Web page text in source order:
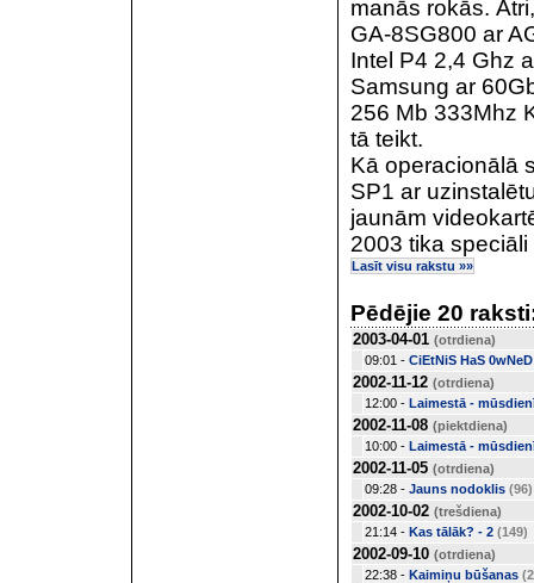
manās rokās.
GA-8SG800 ar
Intel P4 2,4 Ghz
Samsung ar
256 Mb 333Mhz
tā teikt.
Kā operacionālā
SP1 ar
jaunām
2003 tika
Lasīt visu rakstu »»
Pēdējie 20
2003-04-01 (otrdiena)
09:01 - CiEtNiS HaS
2002-11-12 (otrdiena)
12:00 - Laimestā -
2002-11-08 (piektdiena)
10:00 - Laimestā -
2002-11-05 (otrdiena)
09:28 - Jauns nodoklis (96)
2002-10-02 (trešdiena)
21:14 - Kas tālāk? - 2 (149)
2002-09-10 (otrdiena)
22:38 - Kaimiņu būšanas